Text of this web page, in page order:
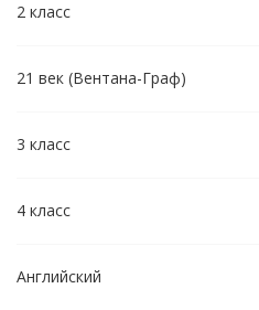
2 класс
21 век (Вентана-Граф)
3 класс
4 класс
Английский